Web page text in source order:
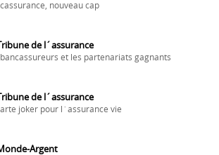
nouveau cap
de l´assurance
bancassureurs et les partenariats gagnants
de l´assurance
joker pour l´assurance vie
Argent